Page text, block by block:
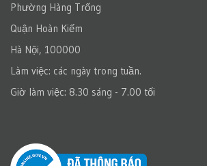
Phường Hàng Trống
Quận Hoàn Kiếm
Hà Nội, 100000
Làm việc: các ngày trong tuần.
Giờ làm việc: 8.30 sáng - 7.00 tối